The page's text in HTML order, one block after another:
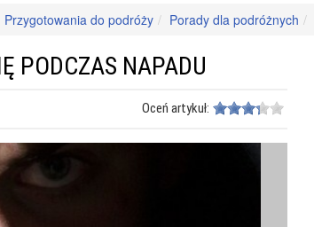
Przygotowania do podróży Porady dla podróżnych
PODCZAS NAPADU
Oceń artykuł: